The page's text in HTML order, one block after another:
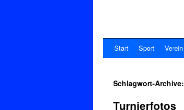
Start Sport Verein
Schlagwort-Archive:
Turnierfotos